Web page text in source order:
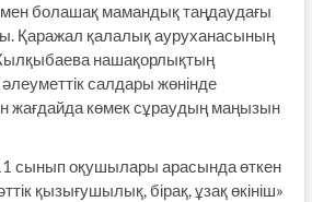
мен болашақ мамандық таңдаудағы
Қаражал қалалық ауруханасының
нашақорлықтың
салдары жөнінде
жағдайда көмек сұраудың маңызын
сынып оқушылары арасында өткен
қызығушылық, бірақ, ұзақ өкініш»